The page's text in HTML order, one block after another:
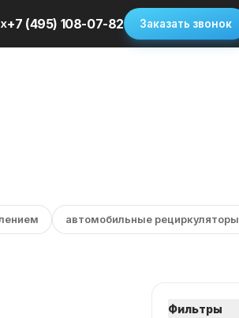
+7 (495) 108-07-82 Заказать звонок
автомобильные рециркуляторы
Фильтры